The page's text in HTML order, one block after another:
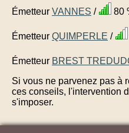
Émetteur VANNES / 80
Émetteur QUIMPERLE /
Émetteur BREST
Si vous ne parvenez pas à
ces conseils, l'intervention
s'imposer.